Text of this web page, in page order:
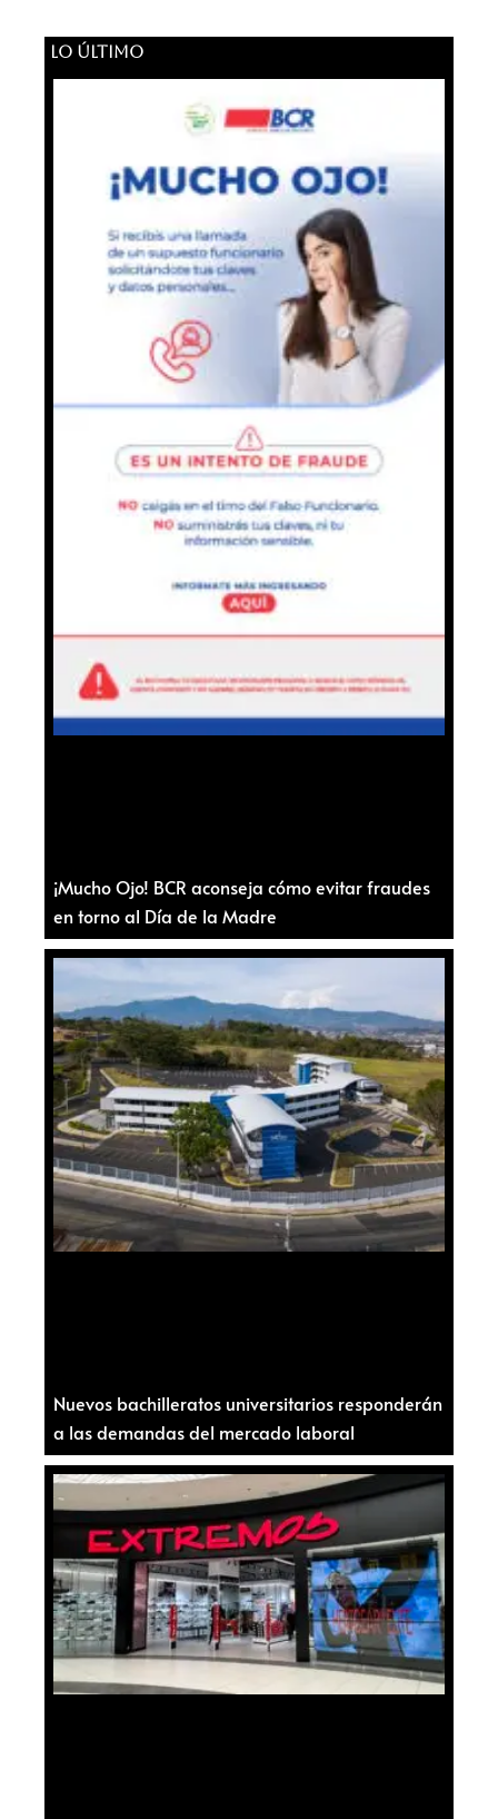
LO ÚLTIMO
¡Mucho Ojo! BCR aconseja cómo evitar fraudes
en torno al Día de la Madre
Nuevos bachilleratos universitarios responderán
a las demandas del mercado laboral